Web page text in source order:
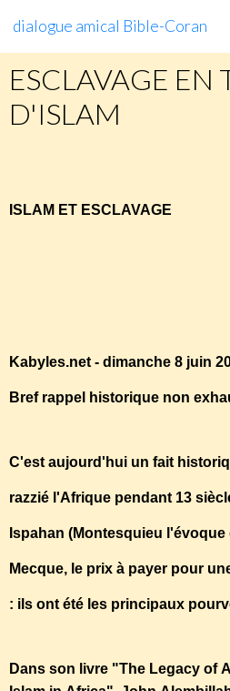
dialogue amical Bible-Coran
ESCLAVAGE EN
D'ISLAM
ISLAM ET ESCLAVAGE
Kabyles.net - dimanche 8 juin
Bref rappel historique non
C'est aujourd'hui un fait
razzié l'Afrique pendant 13
Ispahan (Montesquieu
Mecque, le prix à payer pour
: ils ont été les principaux
Dans son livre "The Legacy of